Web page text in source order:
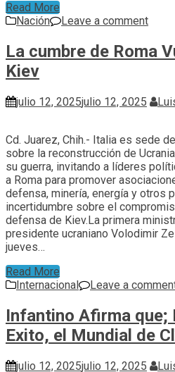
Read More
Nación
Leave a comment
La cumbre de Roma
Kiev
julio 12, 2025julio 12, 2025
Cd. Juarez, Chih.- Italia es sede
sobre la reconstrucción de
su guerra, invitando a líderes
a Roma para promover
defensa, minería, energía y otros
incertidumbre sobre el
defensa de Kiev.La primera
presidente ucraniano Volodimir
jueves…
Read More
Internacional
Leave a
Infantino Afirma que;
Exito, el Mundial de
julio 12, 2025julio 12, 2025